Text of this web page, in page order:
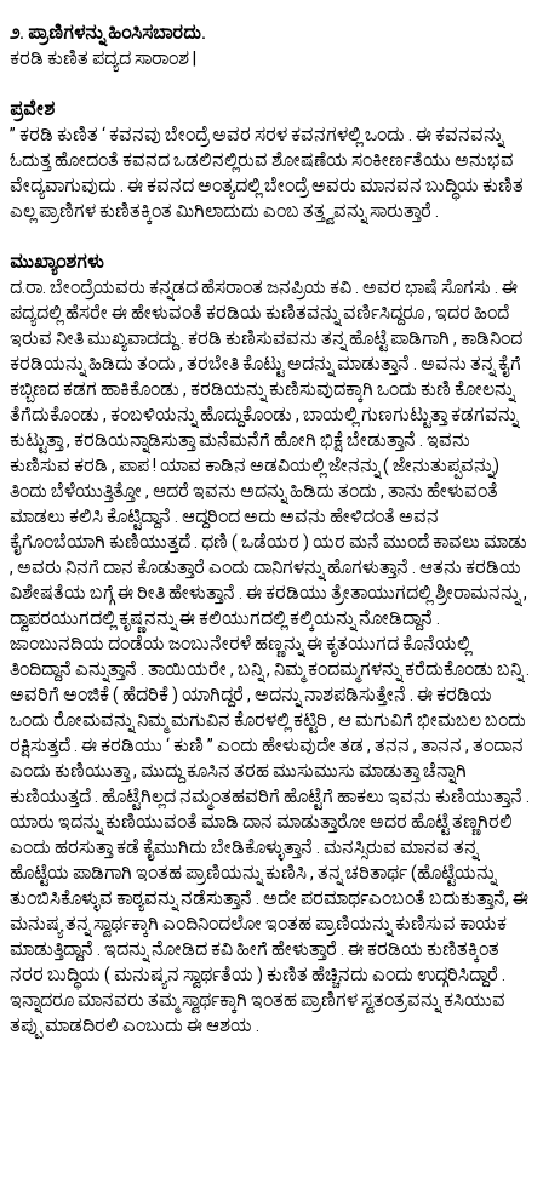
೨. ಪ್ರಾಣಿಗಳನ್ನು ಹಿಂಸಿಸಬಾರದು.
ಕರಡಿ ಕುಣಿತ ಪದ್ಯದ ಸಾರಾಂಶ |
ಪ್ರವೇಶ
” ಕರಡಿ ಕುಣಿತ ‘ ಕವನವು ಬೇಂದ್ರೆ ಅವರ ಸರಳ ಕವನಗಳಲ್ಲಿ ಒಂದು . ಈ ಕವನವನ್ನು
ಓದುತ್ತ ಹೋದಂತೆ ಕವನದ ಒಡಲಿನಲ್ಲಿರುವ ಶೋಷಣೆಯ ಸಂಕೀರ್ಣತೆಯು ಅನುಭವ
ವೇದ್ಯವಾಗುವುದು . ಈ ಕವನದ ಅಂತ್ಯದಲ್ಲಿ ಬೇಂದ್ರೆ ಅವರು ಮಾನವನ ಬುದ್ಧಿಯ ಕುಣಿತ
ಎಲ್ಲ ಪ್ರಾಣಿಗಳ ಕುಣಿತಕ್ಕಿಂತ ಮಿಗಿಲಾದುದು ಎಂಬ ತತ್ತ್ವವನ್ನು ಸಾರುತ್ತಾರೆ .
ಮುಖ್ಯಾಂಶಗಳು
ದ.ರಾ. ಬೇಂದ್ರೆಯವರು ಕನ್ನಡದ ಹೆಸರಾಂತ ಜನಪ್ರಿಯ ಕವಿ . ಅವರ ಭಾಷೆ ಸೊಗಸು . ಈ
ಪದ್ಯದಲ್ಲಿ ಹೆಸರೇ ಈ ಹೇಳುವಂತೆ ಕರಡಿಯ ಕುಣಿತವನ್ನು ವರ್ಣಿಸಿದ್ದರೂ , ಇದರ ಹಿಂದೆ
ಇರುವ ನೀತಿ ಮುಖ್ಯವಾದದ್ದು . ಕರಡಿ ಕುಣಿಸುವವನು ತನ್ನ ಹೊಟ್ಟೆ ಪಾಡಿಗಾಗಿ , ಕಾಡಿನಿಂದ
ಕರಡಿಯನ್ನು ಹಿಡಿದು ತಂದು , ತರಬೇತಿ ಕೊಟ್ಟು ಅದನ್ನು ಮಾಡುತ್ತಾನೆ . ಅವನು ತನ್ನ ಕೈಗೆ
ಕಬ್ಬಿಣದ ಕಡಗ ಹಾಕಿಕೊಂಡು , ಕರಡಿಯನ್ನು ಕುಣಿಸುವುದಕ್ಕಾಗಿ ಒಂದು ಕುಣಿ ಕೋಲನ್ನು
ತೆಗೆದುಕೊಂಡು , ಕಂಬಳಿಯನ್ನು ಹೊದ್ದುಕೊಂಡು , ಬಾಯಲ್ಲಿ ಗುಣಗುಟ್ಟುತ್ತಾ ಕಡಗವನ್ನು
ಕುಟ್ಟುತ್ತಾ , ಕರಡಿಯನ್ನಾಡಿಸುತ್ತಾ ಮನೆಮನೆಗೆ ಹೋಗಿ ಭಿಕ್ಷೆ ಬೇಡುತ್ತಾನೆ . ಇವನು
ಕುಣಿಸುವ ಕರಡಿ , ಪಾಪ ! ಯಾವ ಕಾಡಿನ ಅಡವಿಯಲ್ಲಿ ಜೇನನ್ನು ( ಜೇನುತುಪ್ಪವನ್ನು)
ತಿಂದು ಬೆಳೆಯುತ್ತಿತ್ತೋ , ಆದರೆ ಇವನು ಅದನ್ನು ಹಿಡಿದು ತಂದು , ತಾನು ಹೇಳುವಂತೆ
ಮಾಡಲು ಕಲಿಸಿ ಕೊಟ್ಟಿದ್ದಾನೆ . ಆದ್ದರಿಂದ ಅದು ಅವನು ಹೇಳಿದಂತೆ ಅವನ
ಕೈಗೊಂಬೆಯಾಗಿ ಕುಣಿಯುತ್ತದೆ . ಧಣಿ ( ಒಡೆಯರ ) ಯರ ಮನೆ ಮುಂದೆ ಕಾವಲು ಮಾಡು
, ಅವರು ನಿನಗೆ ದಾನ ಕೊಡುತ್ತಾರೆ ಎಂದು ದಾನಿಗಳನ್ನು ಹೊಗಳುತ್ತಾನೆ . ಆತನು ಕರಡಿಯ
ವಿಶೇಷತೆಯ ಬಗ್ಗೆ ಈ ರೀತಿ ಹೇಳುತ್ತಾನೆ . ಈ ಕರಡಿಯು ತ್ರೇತಾಯುಗದಲ್ಲಿ ಶ್ರೀರಾಮನನ್ನು ,
ದ್ವಾಪರಯುಗದಲ್ಲಿ ಕೃಷ್ಣನನ್ನು ಈ ಕಲಿಯುಗದಲ್ಲಿ ಕಲ್ಕಿಯನ್ನು ನೋಡಿದ್ದಾನೆ .
ಜಾಂಬುನದಿಯ ದಂಡೆಯ ಜಂಬುನೇರಳೆ ಹಣ್ಣನ್ನು ಈ ಕೃತಯುಗದ ಕೊನೆಯಲ್ಲಿ
ತಿಂದಿದ್ದಾನೆ ಎನ್ನುತ್ತಾನೆ . ತಾಯಿಯರೇ , ಬನ್ನಿ , ನಿಮ್ಮ ಕಂದಮ್ಮಗಳನ್ನು ಕರೆದುಕೊಂಡು ಬನ್ನಿ .
ಅವರಿಗೆ ಅಂಜಿಕೆ ( ಹೆದರಿಕೆ ) ಯಾಗಿದ್ದರೆ , ಅದನ್ನು ನಾಶಪಡಿಸುತ್ತೇನೆ . ಈ ಕರಡಿಯ
ಒಂದು ರೋಮವನ್ನು ನಿಮ್ಮ ಮಗುವಿನ ಕೊರಳಲ್ಲಿ ಕಟ್ಟಿರಿ , ಆ ಮಗುವಿಗೆ ಭೀಮಬಲ ಬಂದು
ರಕ್ಷಿಸುತ್ತದೆ . ಈ ಕರಡಿಯು ‘ ಕುಣಿ ” ಎಂದು ಹೇಳುವುದೇ ತಡ , ತನನ , ತಾನನ , ತಂದಾನ
ಎಂದು ಕುಣಿಯುತ್ತಾ , ಮುದ್ದು ಕೂಸಿನ ತರಹ ಮುಸುಮುಸು ಮಾಡುತ್ತಾ ಚೆನ್ನಾಗಿ
ಕುಣಿಯುತ್ತದೆ . ಹೊಟ್ಟೆಗಿಲ್ಲದ ನಮ್ಮಂತಹವರಿಗೆ ಹೊಟ್ಟೆಗೆ ಹಾಕಲು ಇವನು ಕುಣಿಯುತ್ತಾನೆ .
ಯಾರು ಇದನ್ನು ಕುಣಿಯುವಂತೆ ಮಾಡಿ ದಾನ ಮಾಡುತ್ತಾರೋ ಅದರ ಹೊಟ್ಟೆ ತಣ್ಣಗಿರಲಿ
ಎಂದು ಹರಸುತ್ತಾ ಕಡೆ ಕೈಮುಗಿದು ಬೇಡಿಕೊಳ್ಳುತ್ತಾನೆ . ಮನಸ್ಸಿರುವ ಮಾನವ ತನ್ನ
ಹೊಟ್ಟೆಯ ಪಾಡಿಗಾಗಿ ಇಂತಹ ಪ್ರಾಣಿಯನ್ನು ಕುಣಿಸಿ , ತನ್ನ ಚರಿತಾರ್ಥ (ಹೊಟ್ಟೆಯನ್ನು
ತುಂಬಿಸಿಕೊಳ್ಳುವ ಕಾಠ್ಯವನ್ನು ನಡೆಸುತ್ತಾನೆ . ಅದೇ ಪರಮಾರ್ಥಎಂಬಂತೆ ಬದುಕುತ್ತಾನೆ, ಈ
ಮನುಷ್ಯ ತನ್ನ ಸ್ವಾರ್ಥಕ್ಕಾಗಿ ಎಂದಿನಿಂದಲೋ ಇಂತಹ ಪ್ರಾಣಿಯನ್ನು ಕುಣಿಸುವ ಕಾಯಕ
ಮಾಡುತ್ತಿದ್ದಾನೆ . ಇದನ್ನು ನೋಡಿದ ಕವಿ ಹೀಗೆ ಹೇಳುತ್ತಾರೆ . ಈ ಕರಡಿಯ ಕುಣಿತಕ್ಕಿಂತ
ನರರ ಬುದ್ಧಿಯ ( ಮನುಷ್ಯನ ಸ್ವಾರ್ಥತೆಯ ) ಕುಣಿತ ಹೆಚ್ಚಿನದು ಎಂದು ಉದ್ಗರಿಸಿದ್ದಾರೆ .
ಇನ್ನಾದರೂ ಮಾನವರು ತಮ್ಮ ಸ್ವಾರ್ಥಕ್ಕಾಗಿ ಇಂತಹ ಪ್ರಾಣಿಗಳ ಸ್ವತಂತ್ರವನ್ನು ಕಸಿಯುವ
ತಪ್ಪು ಮಾಡದಿರಲಿ ಎಂಬುದು ಈ ಆಶಯ .